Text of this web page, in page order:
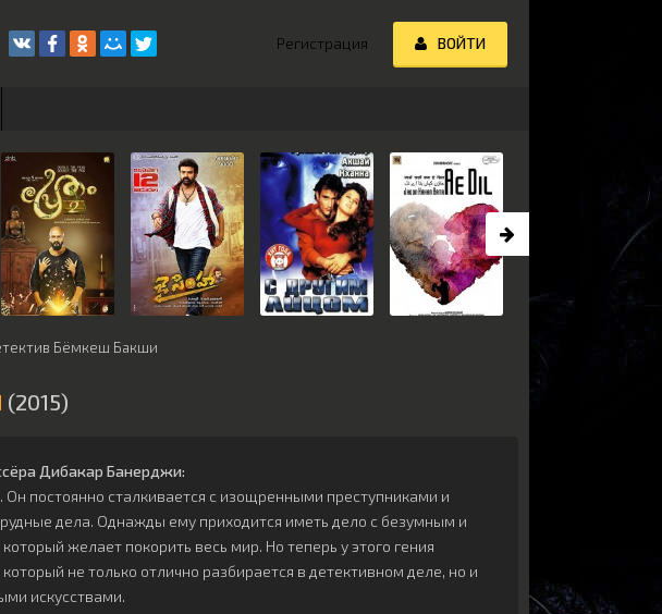
Бёмкеш Бакши
(2015)
Дибакар Банерджи:
постоянно сталкивается с изощренными преступниками и
дела. Однажды ему приходится иметь дело с безумным и
желает покорить весь мир. Но теперь у этого гения
не только отлично разбирается в детективном деле, но и
искусствами.
Регистрация ВОЙТИ